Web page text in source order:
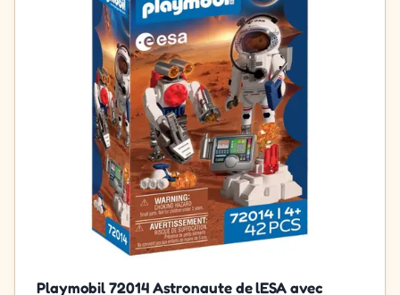
Playmobil 72014 Astronaute de lESA avec